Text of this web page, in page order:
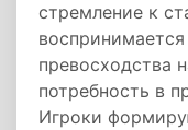
стремление к
превосходства
потребность в
Игроки